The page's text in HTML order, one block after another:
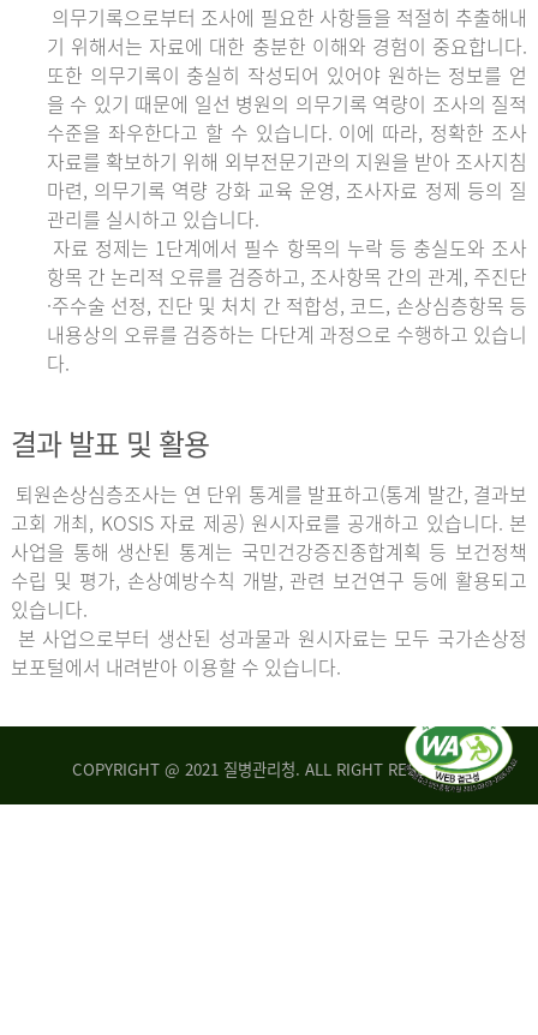
의무기록으로부터 조사에 필요한 사항들을 적절히 추출해내
기 위해서는 자료에 대한 충분한 이해와 경험이 중요합니다.
또한 의무기록이 충실히 작성되어 있어야 원하는 정보를 얻
을 수 있기 때문에 일선 병원의 의무기록 역량이 조사의 질적
수준을 좌우한다고 할 수 있습니다. 이에 따라, 정확한 조사
자료를 확보하기 위해 외부전문기관의 지원을 받아 조사지침
마련, 의무기록 역량 강화 교육 운영, 조사자료 정제 등의 질
관리를 실시하고 있습니다.
자료 정제는 1단계에서 필수 항목의 누락 등 충실도와 조사
항목 간 논리적 오류를 검증하고, 조사항목 간의 관계, 주진단
·주수술 선정, 진단 및 처치 간 적합성, 코드, 손상심층항목 등
내용상의 오류를 검증하는 다단계 과정으로 수행하고 있습니
다.
결과 발표 및 활용
퇴원손상심층조사는 연 단위 통계를 발표하고(통계 발간, 결과보
고회 개최, KOSIS 자료 제공) 원시자료를 공개하고 있습니다. 본
사업을 통해 생산된 통계는 국민건강증진종합계획 등 보건정책
수립 및 평가, 손상예방수칙 개발, 관련 보건연구 등에 활용되고
있습니다.
본 사업으로부터 생산된 성과물과 원시자료는 모두 국가손상정
보포털에서 내려받아 이용할 수 있습니다.
COPYRIGHT @ 2021 질병관리청. ALL RIGHT RESERVED